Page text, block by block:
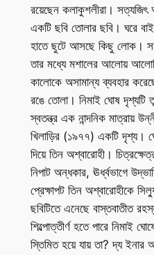
রয়েছেন কলাকুশলীরা।
একটি ছবি তোলার ছবি। ঘরে
হাতে ছুটে আসছে কিছু লোক।
তার মধ্যে মশালের আলোয়
কালোকে অসামান্য ব্যবহার
রঙে তোলা। নিমাই ঘোষ দৃশ্যটি
স্বতন্ত্র এক নান্দনিক মাত্রায়
খিলাড়ির (১৯৭৭) একটি দৃশ্য।
দিয়ে তিন অশ্বারোহী।
নিপাট অন্ধকার, ঊর্ধ্বভাগে
প্রেক্ষাপট তিন অশ্বারোহীকে
ছবিটিতে এনেছে বাস্তবাতীত
শিল্পোত্তীর্ণ হতে পারে নিমাই
স্তিমিত হয়ে যায় তা? দ্য